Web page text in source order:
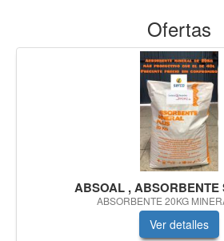
Ofertas
ABSOAL , ABSORBENTE
ABSORBENTE 20KG
Ver detalles